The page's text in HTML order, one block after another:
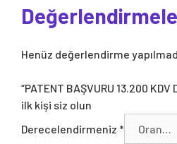
Henüz değerlendirme
“PATENT BAŞVURU 13.200
ilk kişi siz olun
Derecelendirmeniz *